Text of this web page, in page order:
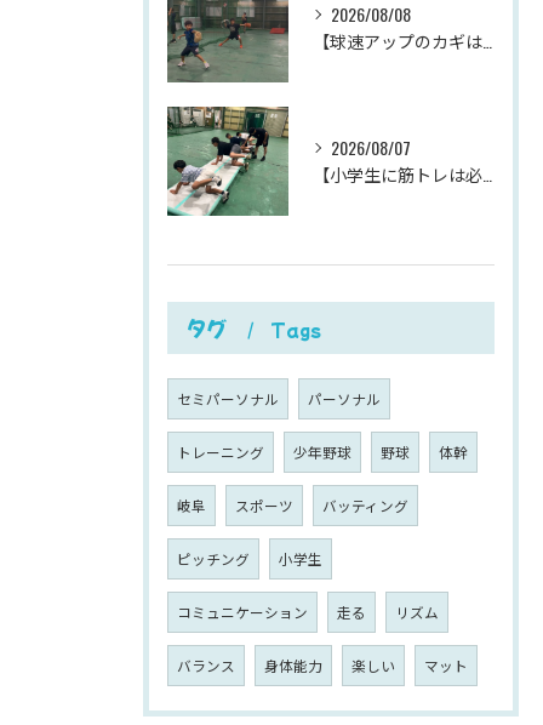
2026/08/08
【球速アップのカギは、下半身の体重移動。
2026/08/07
【小学生に筋トレは必要？】
タグ Tags
セミパーソナル パーソナル
トレーニング 少年野球 野球 体幹
岐阜 スポーツ バッティング
ピッチング 小学生
コミュニケーション 走る リズム
バランス 身体能力 楽しい マット